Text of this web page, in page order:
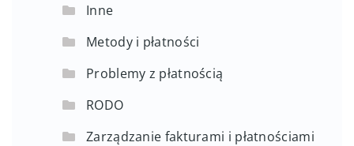
Inne
Metody i płatności
Problemy z płatnością
RODO
Zarządzanie fakturami i płatnościami